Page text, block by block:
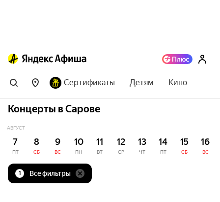
Сертификаты Детям Кино
Концерты в Сарове
АВГУСТ
7
ПТ
8
СБ
9
ВС
10
ПН
11
ВТ
12
СР
13
ЧТ
14
ПТ
15
СБ
16
ВС
1 Все фильтры